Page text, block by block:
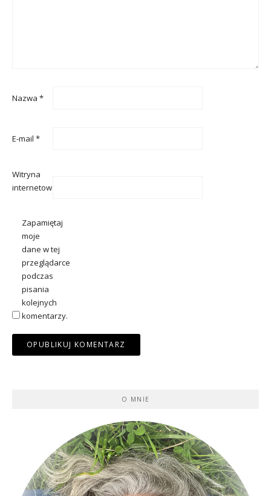
Nazwa *
E-mail *
Witryna
internetowa
Zapamiętaj
moje
dane w tej
przeglądarce
podczas
pisania
kolejnych
komentarzy.
O MNIE